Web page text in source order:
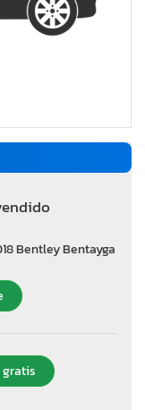
Bentley Bentayga